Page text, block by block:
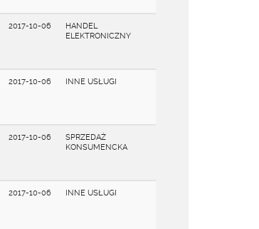
2017-10-06
HANDEL
ELEKTRONICZNY
2017-10-06 INNE USŁUGI
2017-10-06
SPRZEDAŻ
KONSUMENCKA
2017-10-06 INNE USŁUGI